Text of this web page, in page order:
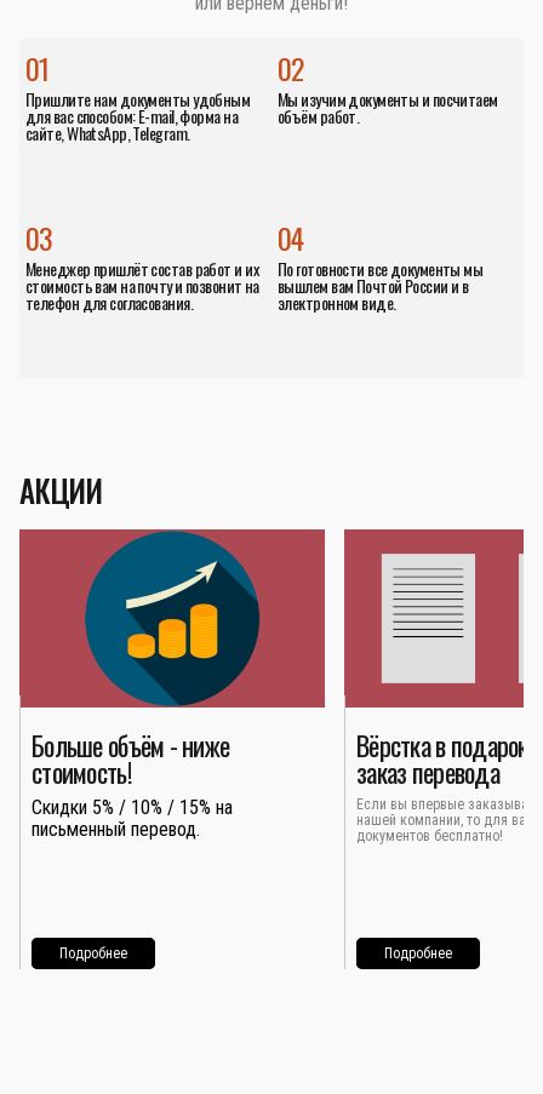
01
Пришлите нам документы удобным
для вас способом: E-mail, форма на
сайте, WhatsApp, Telegram.
02
Мы изучим документы и посчитаем
объём работ.
04
По готовности все документы мы
вышлем вам Почтой России и в
электронном виде.
03
Менеджер пришлёт состав работ и их
стоимость вам на почту и позвонит на
телефон для согласования.
АКЦИИ
Больше объём - ниже
стоимость!
Скидки 5% / 10% / 15% на
письменный перевод.
Подробнее
Вёрстка в подарок
заказ перевода
Если вы впервые
нашей компании, то для вас
документов бесплатно!
Подробнее